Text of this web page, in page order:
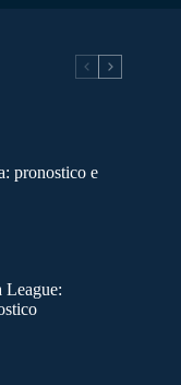
pronostico e
League: